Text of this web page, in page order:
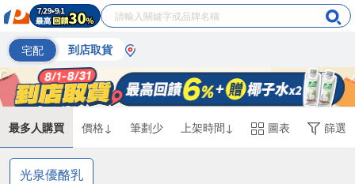
宅配 到店取貨
最多人購買 價格↓ 筆劃少 上架時間↓ 圖表 篩選
光泉優酪乳